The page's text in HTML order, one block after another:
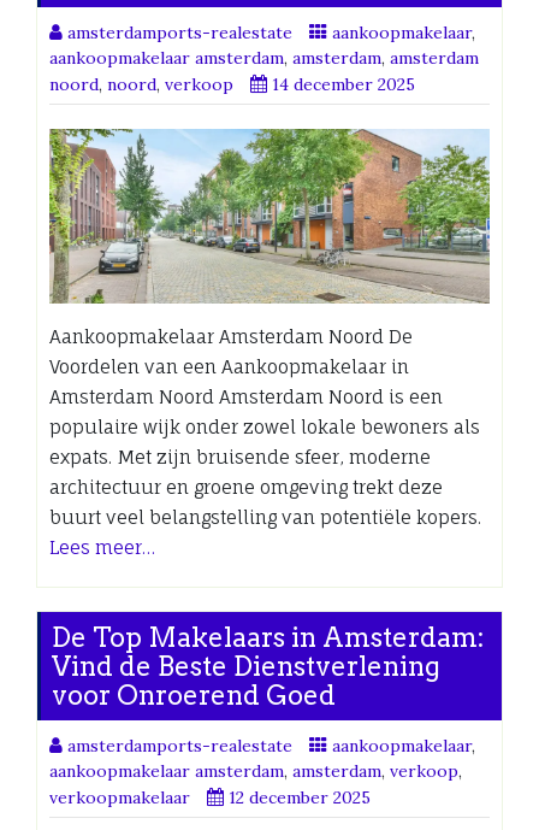
amsterdamports-realestate aankoopmakelaar,
aankoopmakelaar amsterdam, amsterdam, amsterdam
noord, noord, verkoop 14 december 2025
Aankoopmakelaar Amsterdam Noord De
Voordelen van een Aankoopmakelaar in
Amsterdam Noord Amsterdam Noord is een
populaire wijk onder zowel lokale bewoners als
expats. Met zijn bruisende sfeer, moderne
architectuur en groene omgeving trekt deze
buurt veel belangstelling van potentiële kopers.
Lees meer…
De Top Makelaars in Amsterdam:
Vind de Beste Dienstverlening
voor Onroerend Goed
amsterdamports-realestate aankoopmakelaar,
aankoopmakelaar amsterdam, amsterdam, verkoop,
verkoopmakelaar
12 december 2025